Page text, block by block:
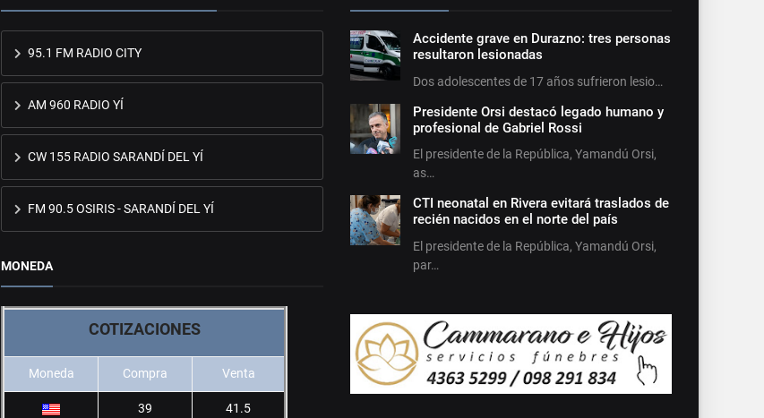
95.1 FM RADIO CITY
AM 960 RADIO YÍ
CW 155 RADIO SARANDÍ DEL YÍ
FM 90.5 OSIRIS - SARANDÍ DEL YÍ
MONEDA
COTIZACIONES
Moneda Compra Venta
39 41.5
Accidente grave en Durazno: tres personas
resultaron lesionadas
Dos adolescentes de 17 años sufrieron lesio…
Presidente Orsi destacó legado humano y
profesional de Gabriel Rossi
El presidente de la República, Yamandú Orsi,
as…
CTI neonatal en Rivera evitará traslados de
recién nacidos en el norte del país
El presidente de la República, Yamandú Orsi,
par…